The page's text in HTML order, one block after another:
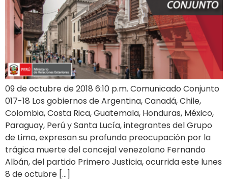
09 de octubre de 2018 6:10 p.m. Comunicado Conjunto
017-18 Los gobiernos de Argentina, Canadá, Chile,
Colombia, Costa Rica, Guatemala, Honduras, México,
Paraguay, Perú y Santa Lucía, integrantes del Grupo
de Lima, expresan su profunda preocupación por la
trágica muerte del concejal venezolano Fernando
Albán, del partido Primero Justicia, ocurrida este lunes
8 de octubre […]